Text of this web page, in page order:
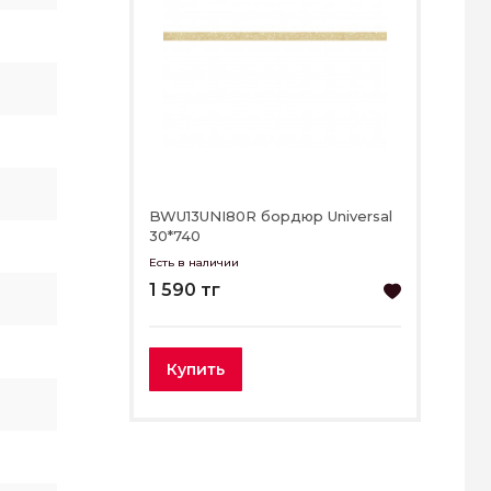
BWU13UNI80R бордюр Universal
30*740
Есть в наличии
1 590 тг
Купить